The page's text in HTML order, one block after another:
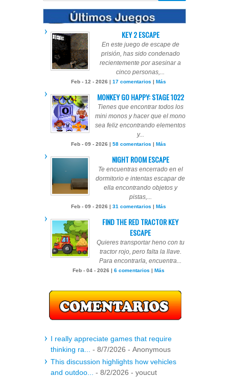
KEY 2 ESCAPE
En este juego de escape de
prisión, has sido condenado
recientemente por asesinar a
cinco personas,...
Feb - 12 - 2026 | 17 comentarios | Más
MONKEY GO HAPPY: STAGE 1022
Tienes que encontrar todos los
mini monos y hacer que el mono
sea feliz encontrando elementos
y...
Feb - 09 - 2026 | 58 comentarios | Más
NIGHT ROOM ESCAPE
Te encuentras encerrado en el
dormitorio e intentas escapar de
ella encontrando objetos y
pistas,...
Feb - 09 - 2026 | 31 comentarios | Más
FIND THE RED TRACTOR KEY
ESCAPE
Quieres transportar heno con tu
tractor rojo, pero falta la llave.
Para encontrarla, encuentra...
Feb - 04 - 2026 | 6 comentarios | Más
I really appreciate games that require
thinking ra...
- 8/7/2026 - Anonymous
This discussion highlights how vehicles
and outdoo... - 8/2/2026 - youcut